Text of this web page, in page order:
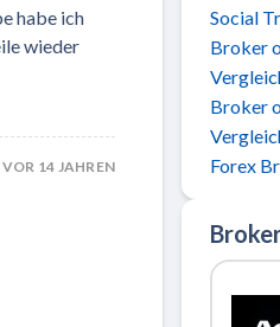
habe ich
wieder
VOR 14 JAHREN
Social
Broker
Broker
Forex